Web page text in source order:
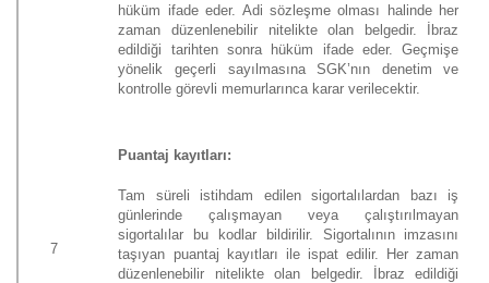
hüküm ifade eder. Adi sözleşme olması halinde her
zaman düzenlenebilir nitelikte olan belgedir. İbraz
edildiği tarihten sonra hüküm ifade eder. Geçmişe
yönelik geçerli sayılmasına SGK’nın denetim ve
kontrolle görevli memurlarınca karar verilecektir.
7
Puantaj kayıtları:
Tam süreli istihdam edilen sigortalılardan bazı iş
günlerinde çalışmayan veya çalıştırılmayan
sigortalılar bu kodlar bildirilir. Sigortalının imzasını
taşıyan puantaj kayıtları ile ispat edilir. Her zaman
düzenlenebilir nitelikte olan belgedir. İbraz edildiği